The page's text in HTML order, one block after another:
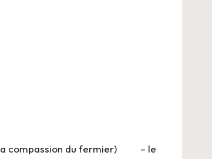
(La compassion du fermier) – le